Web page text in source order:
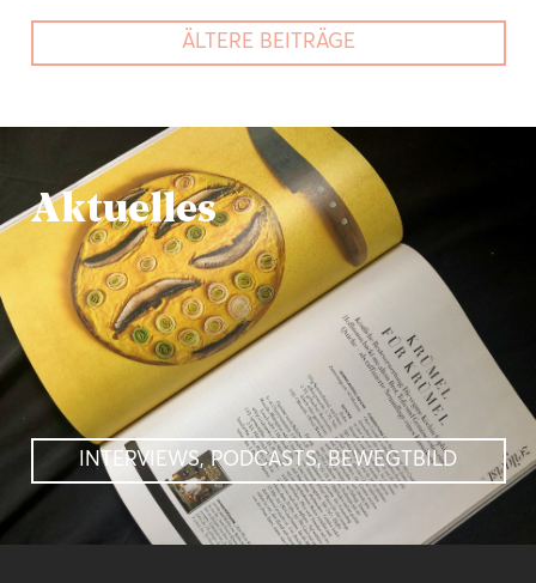
ÄLTERE BEITRÄGE
Aktuelles
INTERVIEWS, PODCASTS, BEWEGTBILD